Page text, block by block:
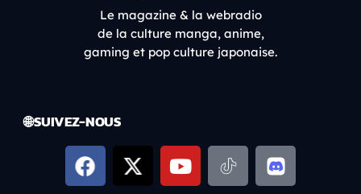
Le magazine & la webradio
de la culture manga, anime,
gaming et pop culture japonaise.
🌐 SUIVEZ-NOUS